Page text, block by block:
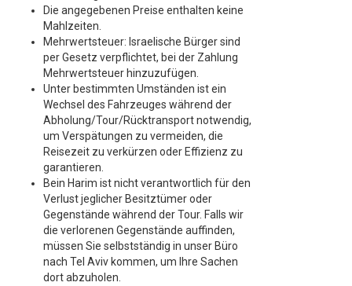
Die angegebenen Preise enthalten keine
Mahlzeiten.
Mehrwertsteuer: Israelische Bürger sind
per Gesetz verpflichtet, bei der Zahlung
Mehrwertsteuer hinzuzufügen.
Unter bestimmten Umständen ist ein
Wechsel des Fahrzeuges während der
Abholung/Tour/Rücktransport notwendig,
um Verspätungen zu vermeiden, die
Reisezeit zu verkürzen oder Effizienz zu
garantieren.
Bein Harim ist nicht verantwortlich für den
Verlust jeglicher Besitztümer oder
Gegenstände während der Tour. Falls wir
die verlorenen Gegenstände auffinden,
müssen Sie selbstständig in unser Büro
nach Tel Aviv kommen, um Ihre Sachen
dort abzuholen.